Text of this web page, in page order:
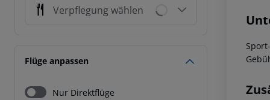
Verpflegung wählen
Flüge anpassen
Nur Direktflüge